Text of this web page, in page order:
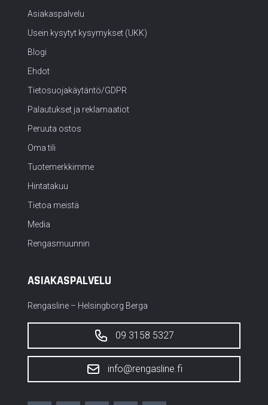
Asiakaspalvelu
Usein kysytyt kysymykset (UKK)
Blogi
Ehdot
Tietosuojakäytäntö/GDPR
Palautukset ja reklamaatiot
Peruuta ostos
Oma tili
Tuotemerkkimme
Hintatakuu
Tietoa meistä
Media
Rengasmuunnin
ASIAKASPALVELU
Rengasline – Helsingborg Berga
09 3158 5327
info@rengasline.fi